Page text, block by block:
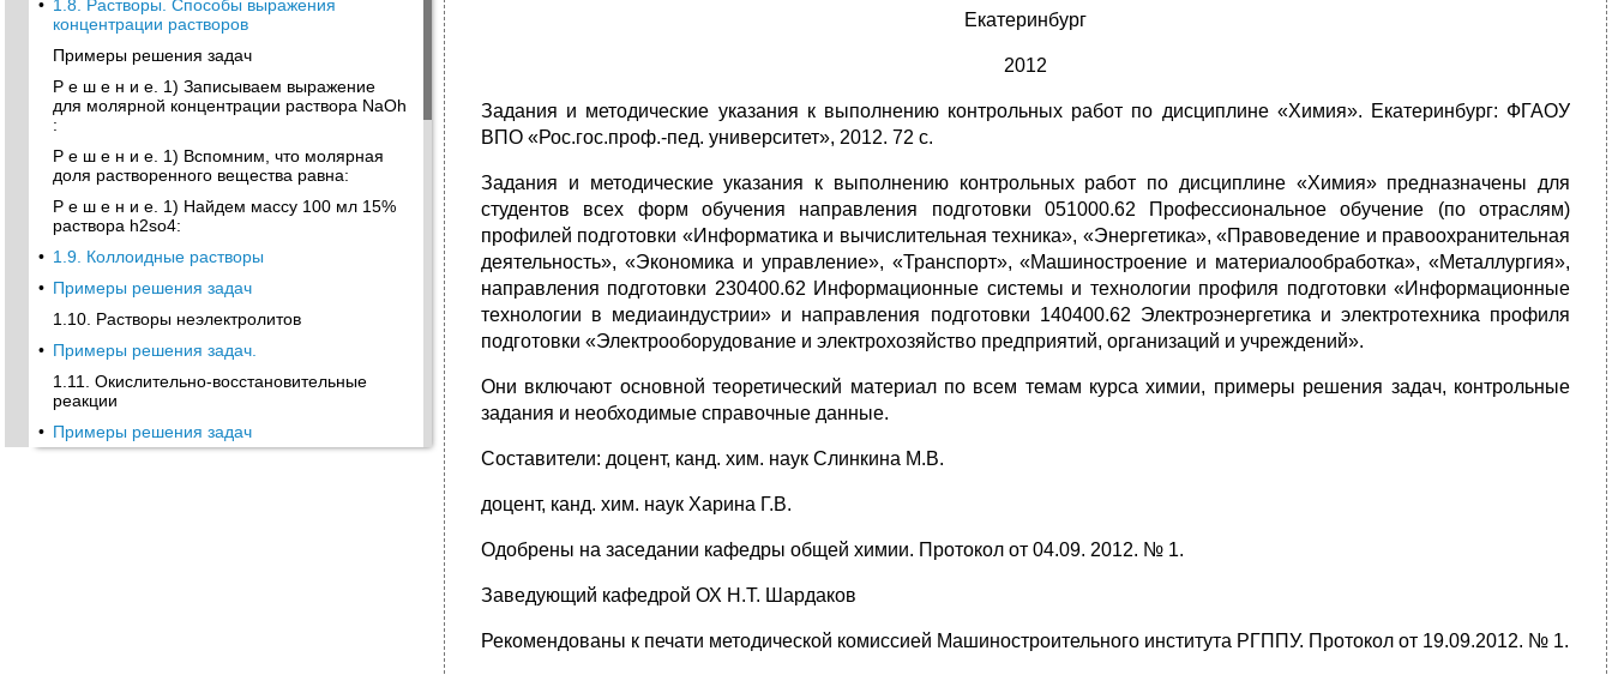
• 1.8. Растворы. Способы выражения
концентрации растворов
Примеры решения задач
Р е ш е н и е. 1) Записываем выражение
для молярной концентрации раствора NaOh
:
Р е ш е н и е. 1) Вспомним, что молярная
доля растворенного вещества равна:
Р е ш е н и е. 1) Найдем массу 100 мл 15%
раствора h2so4:
• 1.9. Коллоидные растворы
• Примеры решения задач
1.10. Растворы неэлектролитов
• Примеры решения задач.
1.11. Окислительно-восстановительные
реакции
• Примеры решения задач
Екатеринбург
2012
Задания и методические указания к выполнению контрольных работ по дисциплине «Химия». Екатеринбург: ФГАОУ
ВПО «Рос.гос.проф.-пед. университет», 2012. 72 с.
Задания и методические указания к выполнению контрольных работ по дисциплине «Химия» предназначены для
студентов всех форм обучения направления подготовки 051000.62 Профессиональное обучение (по отраслям)
профилей подготовки «Информатика и вычислительная техника», «Энергетика», «Правоведение и правоохранительная
деятельность», «Экономика и управление», «Транспорт», «Машиностроение и материалообработка», «Металлургия»,
направления подготовки 230400.62 Информационные системы и технологии профиля подготовки «Информационные
технологии в медиаиндустрии» и направления подготовки 140400.62 Электроэнергетика и электротехника профиля
подготовки «Электрооборудование и электрохозяйство предприятий, организаций и учреждений».
Они включают основной теоретический материал по всем темам курса химии, примеры решения задач, контрольные
задания и необходимые справочные данные.
Составители: доцент, канд. хим. наук Слинкина М.В.
доцент, канд. хим. наук Харина Г.В.
Одобрены на заседании кафедры общей химии. Протокол от 04.09. 2012. № 1.
Заведующий кафедрой ОХ Н.Т. Шардаков
Рекомендованы к печати методической комиссией Машиностроительного института РГППУ. Протокол от 19.09.2012. № 1.